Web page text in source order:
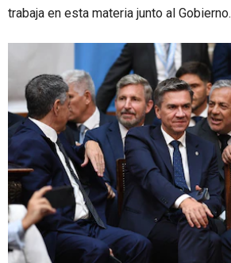
trabaja en esta materia junto al Gobierno.